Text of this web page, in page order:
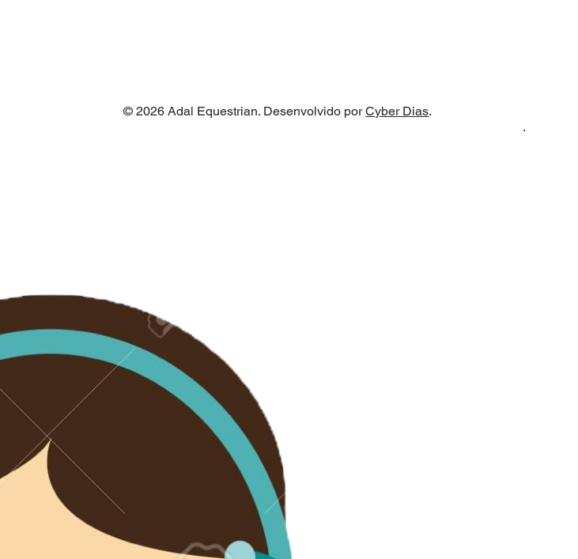
© 2026 Adal Equestrian. Desenvolvido porCyber Dias.
.